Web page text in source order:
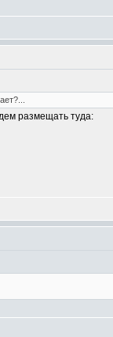
размещать туда: